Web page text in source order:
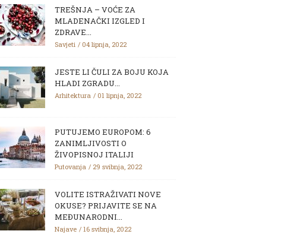
TREŠNJA – VOĆE ZA
MLADENAČKI IZGLED I
ZDRAVE...
Savjeti 04 lipnja, 2022
JESTE LI ČULI ZA BOJU KOJA
HLADI ZGRADU...
Arhitektura 01 lipnja, 2022
PUTUJEMO EUROPOM: 6
ZANIMLJIVOSTI O
ŽIVOPISNOJ ITALIJI
Putovanja 29 svibnja, 2022
VOLITE ISTRAŽIVATI NOVE
OKUSE? PRIJAVITE SE NA
MEĐUNARODNI...
Najave 16 svibnja, 2022